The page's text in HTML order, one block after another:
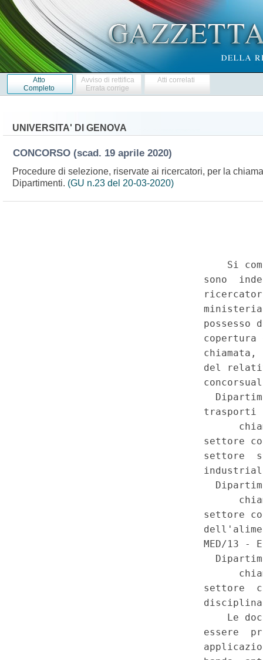
Atto
Completo
Avviso di rettifica
Errata corrige
Atti correlati
UNIVERSITA' DI GENOVA
CONCORSO (scad. 19 aprile 2020)
Procedure di selezione, riservate ai ricercatori, per la
Dipartimenti. (GU n.23 del 20-03-2020)